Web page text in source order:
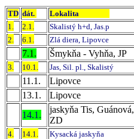
TD dát. Lokalita
1.
2.1. Skalistý h+d, Jas.p
2.
6.1. Zlá diera, Lipovce
7.1. Šmykňa - Vyhňa, JP
3. 10.1. Jas, Sil. pl., Skalistý
11.1. Lipovce
13.1.
Lipovce
14.1.
jaskyňa Tis, Guánová,
ZD
4. 14.1. Kysacká jaskyňa